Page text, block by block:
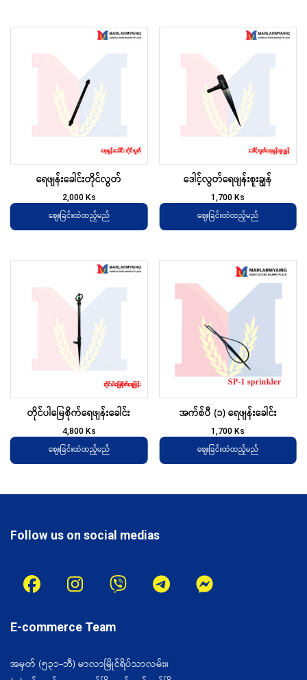
ရေဖျန်းခေါင်းတိုင်လွတ်
2,000 Ks
ဈေးခြင်းထဲထည့်မည်
ဒေါင့်လွတ်‌ရေဖျန်းစူးချွန်
1,700Ks
ဈေးခြင်းထဲထည့်မည်
တိုင်ပါမြေစိုက်ရေဖျန်းခေါင်း
4,800 Ks
ဈေးခြင်းထဲထည့်မည်
အက်စ်ပီ (၁) ရေဖျန်းခေါင်း
1,700Ks
ဈေးခြင်းထဲထည့်မည်
Follow us on social medias
E-commerce Team
အမှတ် (၅၃၁-ဘီ) မာလာမြိုင်ရိပ်သာလမ်း။